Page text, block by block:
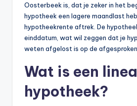
Oosterbeek is, dat je zeker in het
hypotheek een lagere maandlast
hypotheekrente aftrek. De
einddatum, wat wil zeggen dat je
weten afgelost is op de afgesproken
Wat is een
hypotheek?